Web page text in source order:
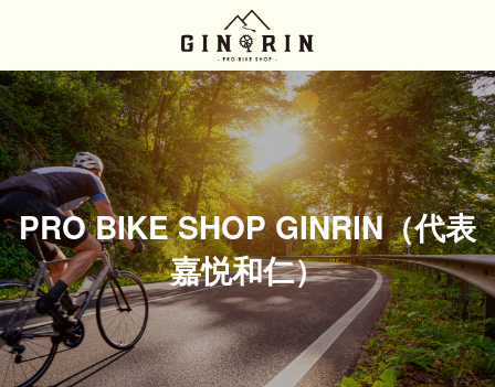
ン
ツ
へ
ス
キ
ッ
プ
ー
シ
ョ
ン
に
移
動 PRO BIKE SHOP GINRIN（代表
嘉悦和仁）